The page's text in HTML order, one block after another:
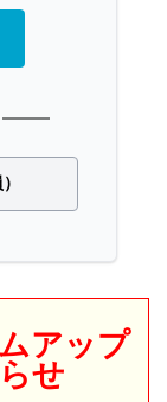
アップ
せ